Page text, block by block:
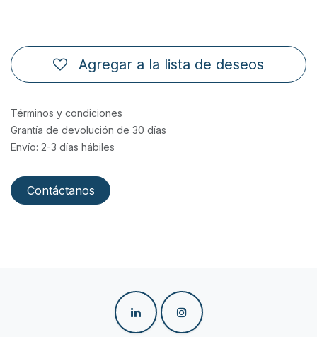
Agregar a la lista de deseos
Términos y condiciones
Grantía de devolución de 30 días
Envío: 2-3 días hábiles
Contáctanos